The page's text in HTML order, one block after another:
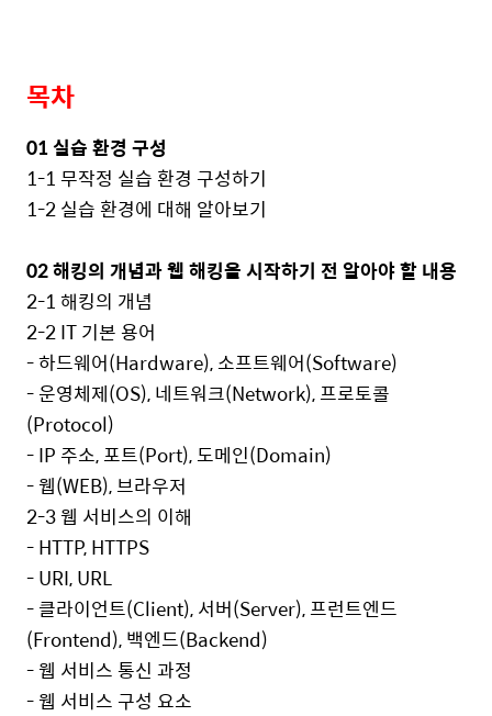
목차
01실습 환경 구성
1-1무작정 실습 환경 구성하기
1-2실습 환경에 대해 알아보기
02해킹의 개념과 웹 해킹을 시작하기 전 알아야 할 내용
2-1해킹의 개념
2-2 IT기본 용어
-하드웨어(Hardware),소프트웨어(Software)
-운영체제(OS),네트워크(Network),프로토콜
(Protocol)
- IP 주소,포트(Port),도메인(Domain)
-웹(WEB),브라우저
2-3웹 서비스의 이해
- HTTP, HTTPS
- URI, URL
-클라이언트(Client),서버(Server),프런트엔드
(Frontend),백엔드(Backend)
-웹 서비스 통신 과정
-웹 서비스 구성 요소